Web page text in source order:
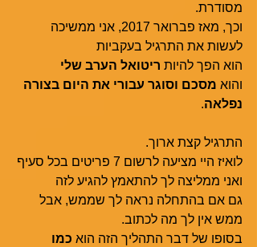
מסודרת.
וכך, מאז פברואר 2017, אני ממשיכה
לעשות את התרגיל בעקביות
הוא הפך להיות ריטואל הערב שלי
והוא מסכם וסוגר עבורי את היום בצורה
נפלאה.
התרגיל קצת ארוך.
לואיז היי מציעה לרשום 7 פריטים בכל סעיף
ואני ממליצה לך להתאמץ להגיע לזה
גם אם בהתחלה נראה לך שממש, אבל
ממש אין לך מה לכתוב.
בסופו של דבר התהליך הזה הוא כמו